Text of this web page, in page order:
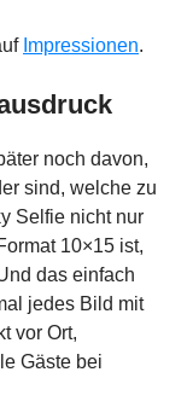
Impressionen.
noch davon,
sind, welche zu
Selfie nicht nur
10×15 ist,
das einfach
jedes Bild mit
vor Ort,
Gäste bei